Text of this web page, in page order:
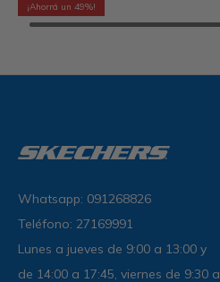
49
Whatsapp: 091268826
Teléfono: 27169991
Lunes a jueves de 9:00 a 13:00 y
de 14:00 a 17:45, viernes de 9:30 a